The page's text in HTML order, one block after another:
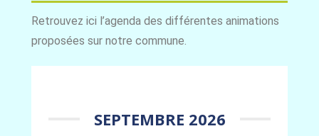
Retrouvez ici l’agenda des différentes animations
proposées sur notre commune.
SEPTEMBRE 2026